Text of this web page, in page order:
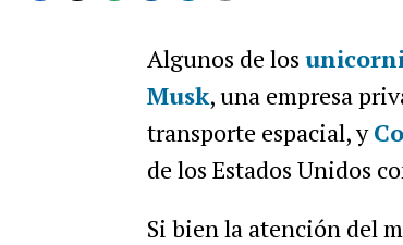
Algunos de los
Musk, una empresa
transporte espacial, y
de los Estados Unidos
Si bien la atención del